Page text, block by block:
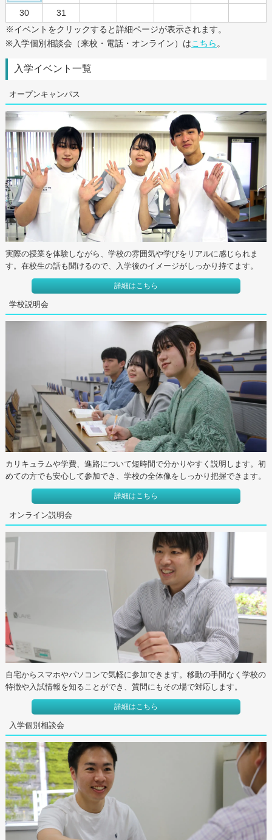
30
31
※イベントをクリックすると詳細ページが表示されます。
※入学個別相談会（来校・電話・オンライン）はこちら 。
入学イベント一覧
オープンキャンパス
実際の授業を体験しながら、学校の雰囲気や学びをリアルに感じられま
す。在校生の話も聞けるので、入学後のイメージがしっかり持てます。
詳細はこちら
学校説明会
カリキュラムや学費、進路について短時間で分かりやすく説明します。初
めての方でも安心して参加でき、学校の全体像をしっかり把握できます。
詳細はこちら
オンライン説明会
自宅からスマホやパソコンで気軽に参加できます。移動の手間なく学校の
特徴や入試情報を知ることができ、質問にもその場で対応します。
詳細はこちら
入学個別相談会